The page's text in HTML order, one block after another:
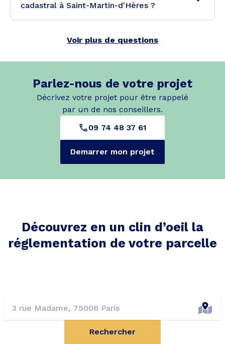
cadastral à Saint-Martin-d'Hères ?
Voir plus de questions
Parlez-nous de votre projet
Décrivez votre projet pour être rappelé
par un de nos conseillers.
09 74 48 37 61
Demarrer mon projet
Découvrez en un clin d’oeil la
réglementation de votre parcelle
Rechercher